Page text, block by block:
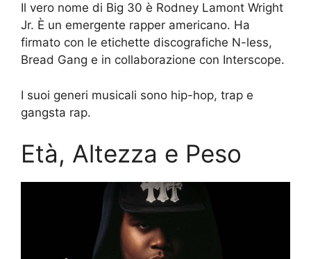
Il vero nome di Big 30 è Rodney Lamont Wright
Jr. È un emergente rapper americano. Ha
firmato con le etichette discografiche N-less,
Bread Gang e in collaborazione con Interscope.
I suoi generi musicali sono hip-hop, trap e
gangsta rap.
Età, Altezza e Peso